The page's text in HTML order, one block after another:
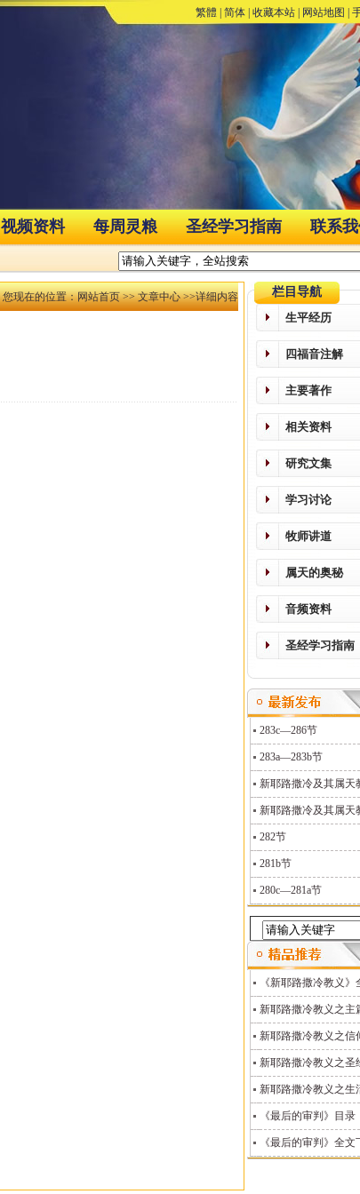
繁體 简体 收藏本站 网站地图
视频资料 每周灵粮 圣经学习指南 联系
您现在的位置：网站首页>>文章中心>>详细内容
栏目导航
生平经历
四福音注解
主要著作
相关资料
研究文集
学习讨论
牧师讲道
属天的奥秘
音频资料
圣经学习指南
283c—286节
283a—283b节
新耶路撒冷及其属天
新耶路撒冷及其属天
282节
281b节
280c—281a节
《新耶路撒冷教义》
新耶路撒冷教义之主
新耶路撒冷教义之信
新耶路撒冷教义之圣
新耶路撒冷教义之生
《最后的审判》目录
《最后的审判》全文